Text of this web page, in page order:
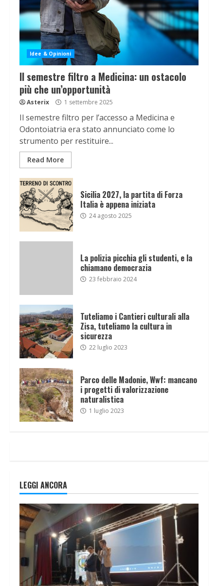
Idee & Opinioni
Il semestre filtro a Medicina: un ostacolo
più che un’opportunità
Asterix 1 settembre 2025
Il semestre filtro per l’accesso a Medicina e
Odontoiatria era stato annunciato come lo
strumento per restituire...
Read More
Sicilia 2027, la partita di Forza
Italia è appena iniziata
24 agosto 2025
La polizia picchia gli studenti, e la
chiamano democrazia
23 febbraio 2024
Tuteliamo i Cantieri culturali alla
Zisa, tuteliamo la cultura in
sicurezza
22 luglio 2023
Parco delle Madonie, Wwf: mancano
i progetti di valorizzazione
naturalistica
1 luglio 2023
LEGGI ANCORA